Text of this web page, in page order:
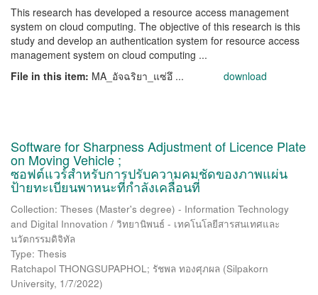
This research has developed a resource access management
system on cloud computing. The objective of this research is this
study and develop an authentication system for resource access
management system on cloud computing ...
File in this item: MA_อัจฉริยา_แซ่อึ ... download
Software for Sharpness Adjustment of Licence Plate
on Moving Vehicle ;
ซอฟต์แวร์สำหรับการปรับความคมชัดของภาพแผ่น
ป้ายทะเบียนพาหนะที่กำลังเคลื่อนที่
Collection: Theses (Master's degree) - Information Technology
and Digital Innovation / วิทยานิพนธ์ - เทคโนโลยีสารสนเทศและ
นวัตกรรมดิจิทัล
Type: Thesis
Ratchapol THONGSUPAPHOL; รัชพล ทองศุภผล (Silpakorn
University, 1/7/2022)